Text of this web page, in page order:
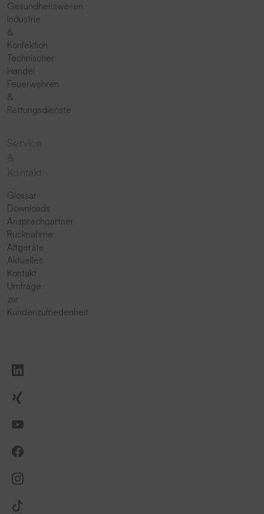
Gesundheitswesen
Industrie
&
Konfektion
Technischer
Handel
Feuerwehren
&
Rettungsdienste
Glossar
Downloads
Ansprechpartner
Rücknahme
Altgeräte
Aktuelles
Kontakt
Umfrage
zur
Kundenzufriedenheit